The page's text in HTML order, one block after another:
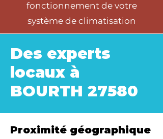
fonctionnement de votre
système de climatisation
Des experts
locaux à
BOURTH 27580
Proximité géographique